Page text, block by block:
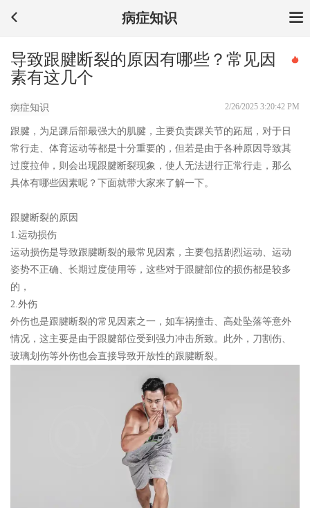
病症知识
导致跟腱断裂的原因有哪些？常见因
素有这几个
病症知识 2/26/2025 3:20:42 PM
跟腱，为足踝后部最强大的肌腱，主要负责踝关节的跖屈，对于日
常行走、体育运动等都是十分重要的，但若是由于各种原因导致其
过度拉伸，则会出现跟腱断裂现象，使人无法进行正常行走，那么
具体有哪些因素呢？下面就带大家来了解一下。
跟腱断裂的原因
1.运动损伤
运动损伤是导致跟腱断裂的最常见因素，主要包括剧烈运动、运动
姿势不正确、长期过度使用等，这些对于跟腱部位的损伤都是较多
的，
2.外伤
外伤也是跟腱断裂的常见因素之一，如车祸撞击、高处坠落等意外
情况，这主要是由于跟腱部位受到强力冲击所致。此外，刀割伤、
玻璃划伤等外伤也会直接导致开放性的跟腱断裂。